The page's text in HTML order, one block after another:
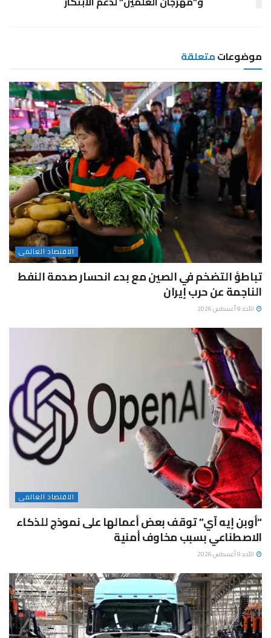
موضوعاتمتعلقة
الاقتصاد العالمى
تباطؤ التضخم في الصين مع بدء انحسار صدمة النفط
الناجمة عن حرب إيران
الأحد 9 أغسطس 2026
الاقتصاد العالمى
“أوبن إيه آي” توقف بعض أعمالها على نموذج للذكاء
الاصطناعي بسبب مخاوف أمنية
الأحد 9 أغسطس 2026